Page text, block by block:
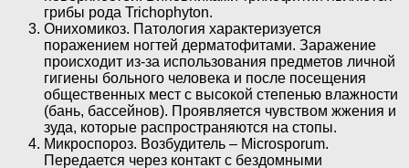
грибы рода Trichophyton.
Онихомикоз. Патология характеризуется
поражением ногтей дерматофитами. Заражение
происходит из-за использования предметов личной
гигиены больного человека и после посещения
общественных мест с высокой степенью влажности
(бань, бассейнов). Проявляется чувством жжения и
зуда, которые распространяются на стопы.
Микроспороз. Возбудитель – Microsporum.
Передается через контакт с бездомными